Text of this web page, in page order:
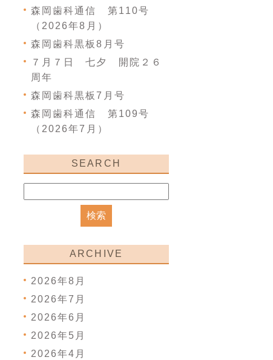
森岡歯科通信 第110号
（2026年8月）
森岡歯科黒板8月号
７月７日 七夕 開院２６
周年
森岡歯科黒板7月号
森岡歯科通信 第109号
（2026年7月）
SEARCH
ARCHIVE
2026年8月
2026年7月
2026年6月
2026年5月
2026年4月